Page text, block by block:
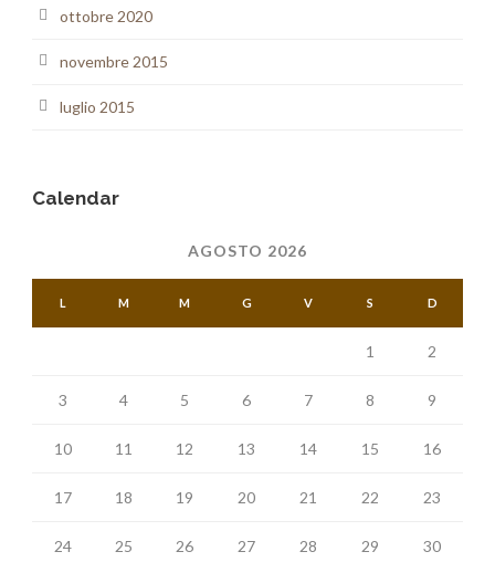
ottobre 2020
novembre 2015
luglio 2015
Calendar
AGOSTO 2026
L M M G V S D
1 2
3 4 5 6 7 8 9
10 11 12 13 14 15 16
17 18 19 20 21 22 23
24 25 26 27 28 29 30